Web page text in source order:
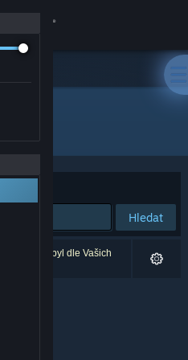
Hledat
1 produkt byl dle Vašich